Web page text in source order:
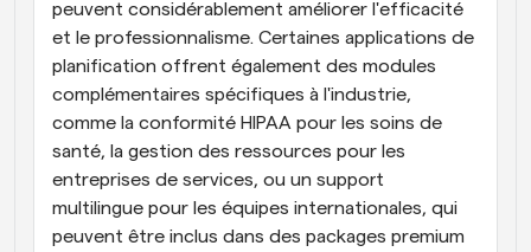
peuvent considérablement améliorer l'efficacité
et le professionnalisme. Certaines applications de
planification offrent également des modules
complémentaires spécifiques à l'industrie,
comme la conformité HIPAA pour les soins de
santé, la gestion des ressources pour les
entreprises de services, ou un support
multilingue pour les équipes internationales, qui
peuvent être inclus dans des packages premium